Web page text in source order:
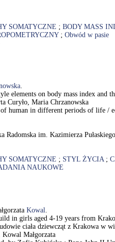
SOMATYCZNE ; BODY MASS
; Obwód w pasie
.
elements on body mass index
Curyło, Maria Chrzanowska
human in different periods of life
Radomska im. Kazimierza
SOMATYCZNE ; STYL ŻYCIA;
NAUKOWE
Kowal.
in girls aged 4-19 years from
ciała dziewcząt z Krakowa w
Małgorzata